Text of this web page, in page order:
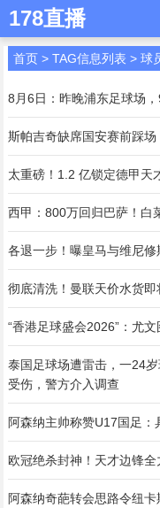
178直播
首页> TAG信息列表 > 球
8月6日：昨晚浦东足球场
斯帕吉奇缺席国安赛前踩
太重磅！1.2 亿锁定德甲天
西甲：800万回归巴萨！白
各退一步！曝皇马与维尼
彻底清洗！曼联天价水货
“香港足球盛会2026”：尤
泰国足球场遭雷击，一24
受伤，警方介入调查
阿森纳主帅称赞U17国足
欧冠绝杀封神！天才边锋全
阿森纳奇葩转会思路令纽